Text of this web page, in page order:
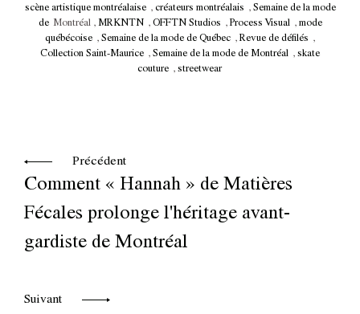
scène artistique montréalaise , créateurs montréalais , Semaine de la mode
de Montréal , MRKNTN , OFFTN Studios , Process Visual , mode
québécoise , Semaine de la mode de Québec , Revue de défilés ,
Collection Saint-Maurice , Semaine de la mode de Montréal , skate
couture , streetwear
Précédent
Comment « Hannah » de Matières
Fécales prolonge l'héritage avant-
gardiste de Montréal
Suivant